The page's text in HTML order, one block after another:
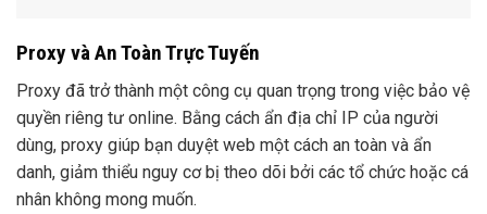
Proxy và An Toàn Trực Tuyến
Proxy đã trở thành một công cụ quan trọng trong việc bảo vệ
quyền riêng tư online. Bằng cách ẩn địa chỉ IP của người
dùng, proxy giúp bạn duyệt web một cách an toàn và ẩn
danh, giảm thiểu nguy cơ bị theo dõi bởi các tổ chức hoặc cá
nhân không mong muốn.